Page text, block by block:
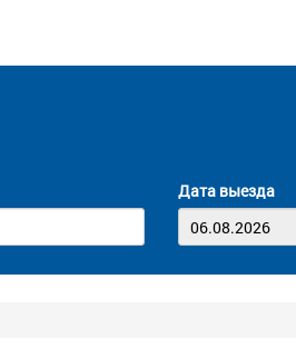
Дата выезда